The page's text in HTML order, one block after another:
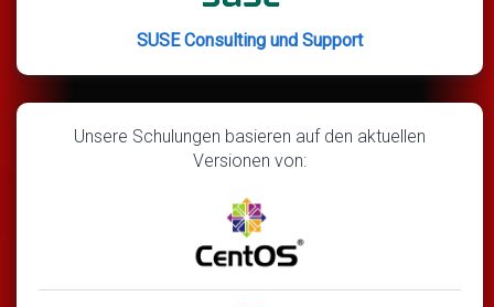
SUSE Consulting und Support
Unsere Schulungen basieren auf den aktuellen
Versionen von: